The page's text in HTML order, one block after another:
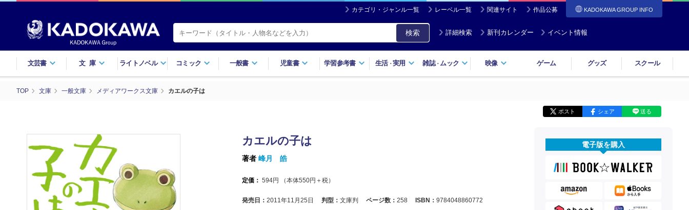
カテゴリ・ジャンル一覧 レーベル一覧 関連サイト 作品公募 KADOKAWA GROUP INFO
検索 詳細検索 新刊カレンダー イベント情報
文芸書 文庫 ライトノベル コミック 一般書 児童書 学習参考書 生活・実用 雑誌・ ムック 映像 ゲーム グッズ スクール
TOP 文庫 一般文庫 メディアワークス文庫 カエルの子は
ポスト シェア 送る
カエルの子は
著者 峰月 皓
定価： 594円 （本体550円＋税）
発売日： 2011年11月25日 判型： 文庫判 ページ数： 258 ISBN： 9784048860772
電子版を購入